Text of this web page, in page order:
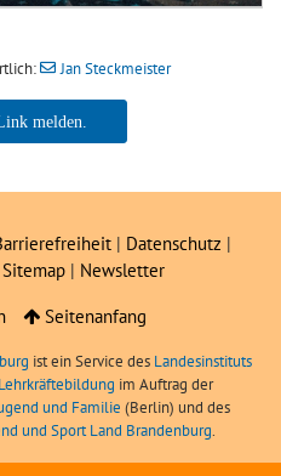
Jan Steckmeister
| Datenschutz |
Sitemap| Newsletter
Seitenanfang
ist ein Service des Landesinstituts
im Auftrag der
und Familie (Berlin) und des
und Sport Land Brandenburg.